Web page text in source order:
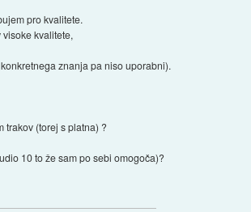
pro kvalitete.
kvalitete,
znanja pa niso uporabni).
trakov (torej s platna) ?
10 to že sam po sebi omogoča)?